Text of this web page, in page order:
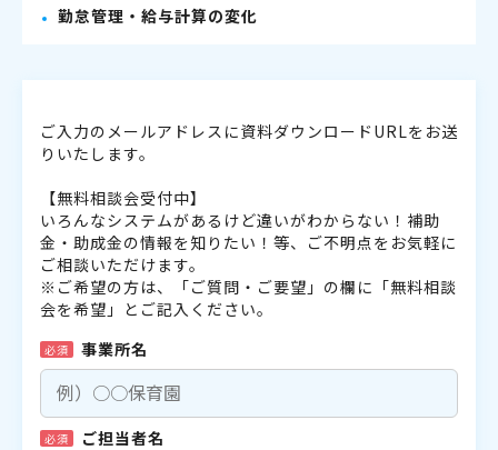
勤怠管理・給与計算の変化
ご入力のメールアドレスに資料ダウンロードURLをお送
りいたします。
【無料相談会受付中】
いろんなシステムがあるけど違いがわからない！補助
金・助成金の情報を知りたい！等、ご不明点をお気軽に
ご相談いただけます。
※ご希望の方は、「ご質問・ご要望」の欄に「無料相談
会を希望」とご記入ください。
必須 事業所名
必須 ご担当者名